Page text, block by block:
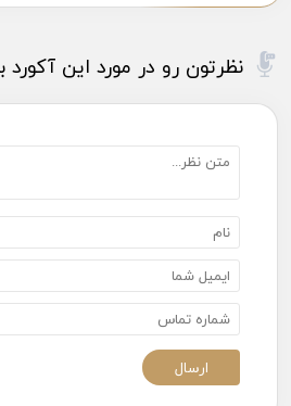
نظرتون رو در مورد این آکورد